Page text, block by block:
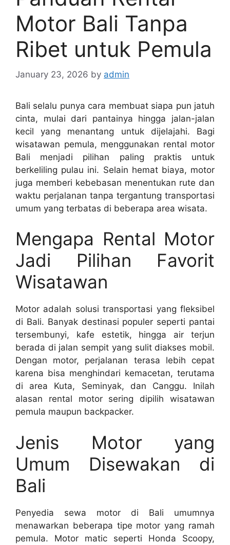
Motor Bali Tanpa
Ribet untuk Pemula
January 23, 2026 by admin
Bali selalu punya cara membuat siapa pun jatuh
cinta, mulai dari pantainya hingga jalan-jalan
kecil yang menantang untuk dijelajahi. Bagi
wisatawan pemula, menggunakan rental motor
Bali menjadi pilihan paling praktis untuk
berkeliling pulau ini. Selain hemat biaya, motor
juga memberi kebebasan menentukan rute dan
waktu perjalanan tanpa tergantung transportasi
umum yang terbatas di beberapa area wisata.
Mengapa Rental Motor
Jadi Pilihan Favorit
Wisatawan
Motor adalah solusi transportasi yang fleksibel
di Bali. Banyak destinasi populer seperti pantai
tersembunyi, kafe estetik, hingga air terjun
berada di jalan sempit yang sulit diakses mobil.
Dengan motor, perjalanan terasa lebih cepat
karena bisa menghindari kemacetan, terutama
di area Kuta, Seminyak, dan Canggu. Inilah
alasan rental motor sering dipilih wisatawan
pemula maupun backpacker.
Jenis Motor yang
Umum Disewakan di
Bali
Penyedia sewa motor di Bali umumnya
menawarkan beberapa tipe motor yang ramah
pemula. Motor matic seperti Honda Scoopy,